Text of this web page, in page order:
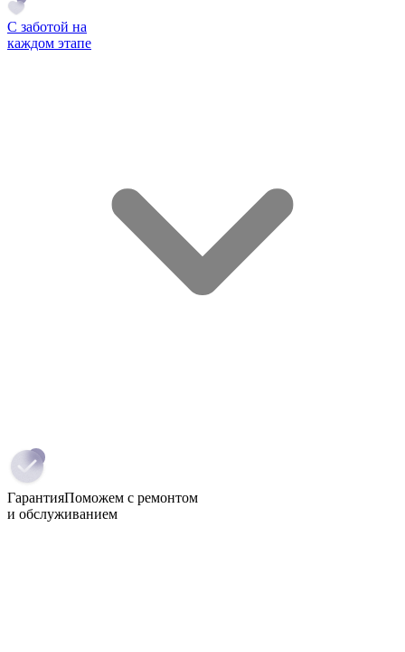
С заботой на
каждом этапе
ГарантияПоможем с ремонтом
и обслуживанием